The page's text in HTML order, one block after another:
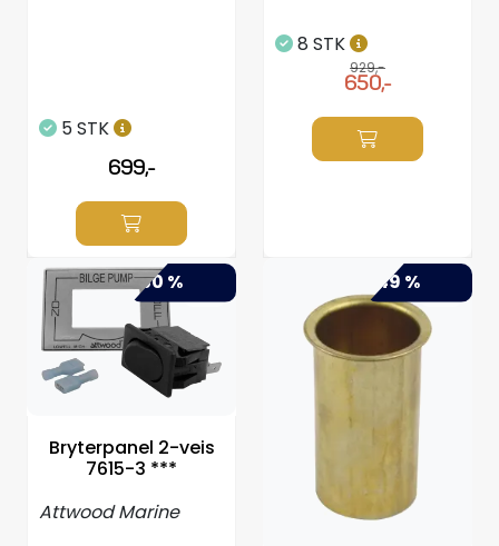
5 STK
699,-
8 STK
929,-
650,-
-50 %
Bryterpanel 2-veis
7615-3 ***
Attwood Marine
-49 %